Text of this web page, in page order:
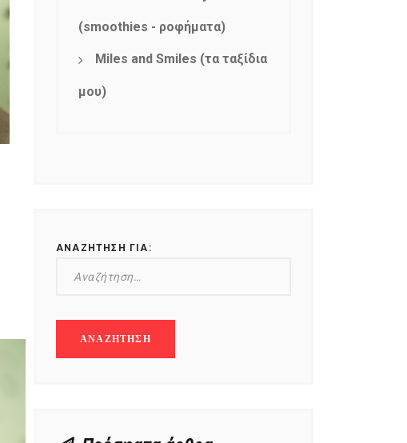
(smoothies - ροφήματα)
Miles and Smiles (τα ταξίδια
μου)
ΑΝΑΖΉΤΗΣΗ ΓΙΑ: